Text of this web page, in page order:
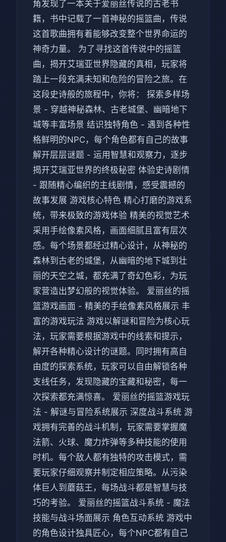
角发现了一本关于爱丽丝传说的古老书
籍，书中记载了一首神秘的摇篮曲，传说
这首歌曲拥有着能够改变整个世界命运的
神奇力量。 为了寻找这首传说中的摇篮
曲，揭开艾瑞亚世界隐藏的真相，玩家将
踏上一段充满未知和危险的冒险之旅。在
这段史诗般的旅程中，你将： 探索多样场
景 - 穿越神秘森林、古老城堡、幽暗地下
城等丰富场景 结识独特角色 - 遇到各种性
格鲜明的NPC，每个角色都有自己的故事
解开层层谜题 - 运用智慧和观察力，逐步
揭开艾瑞亚世界的终极秘密 体验史诗剧情
- 跟随精心编织的主线剧情，感受震撼的
故事发展 游戏核心特色 精心打磨的游戏系
统，带来极致的游戏体验 精美的视觉艺术
采用手绘像素风格，画面细腻且富有层次
感。每个场景都经过精心设计，从神秘的
森林到古老的城堡，从幽暗的地下城到壮
丽的天空之城，都充满了奇幻色彩，为玩
家营造出梦幻般的视觉体验。 爱丽丝的摇
篮游戏画面 - 精美的手绘像素风格展示 丰
富的游戏玩法 游戏以解谜和冒险为核心玩
法，玩家需要根据游戏中的线索和提示，
解开各种精心设计的谜题。同时拥有高自
由度的探索系统，玩家可以自由解锁各种
支线任务，发现隐藏的宝藏和秘密，每一
次探索都充满惊喜。 爱丽丝的摇篮游戏玩
法 - 解谜与冒险系统展示 深度战斗系统 游
戏拥有完善的战斗机制，玩家需要掌握魔
法箭、火球、魔力炸弹等多种技能的使用
时机。每个敌人都有独特的攻击模式，需
要玩家仔细观察并制定相应策略。从污染
体巨人到蘑菇王，每场战斗都是智慧与技
巧的考验。 爱丽丝的摇篮战斗系统 - 魔法
技能与战斗场面展示 角色互动系统 游戏中
的角色设计独具匠心，每个NPC都有自己